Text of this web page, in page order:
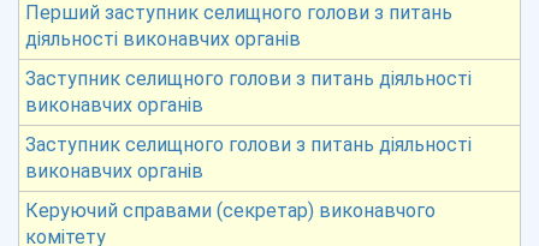
Перший заступник селищного голови з питань
діяльності виконавчих органів
Заступник селищного голови з питань діяльності
виконавчих органів
Заступник селищного голови з питань діяльності
виконавчих органів
Керуючий справами (секретар) виконавчого
комітету